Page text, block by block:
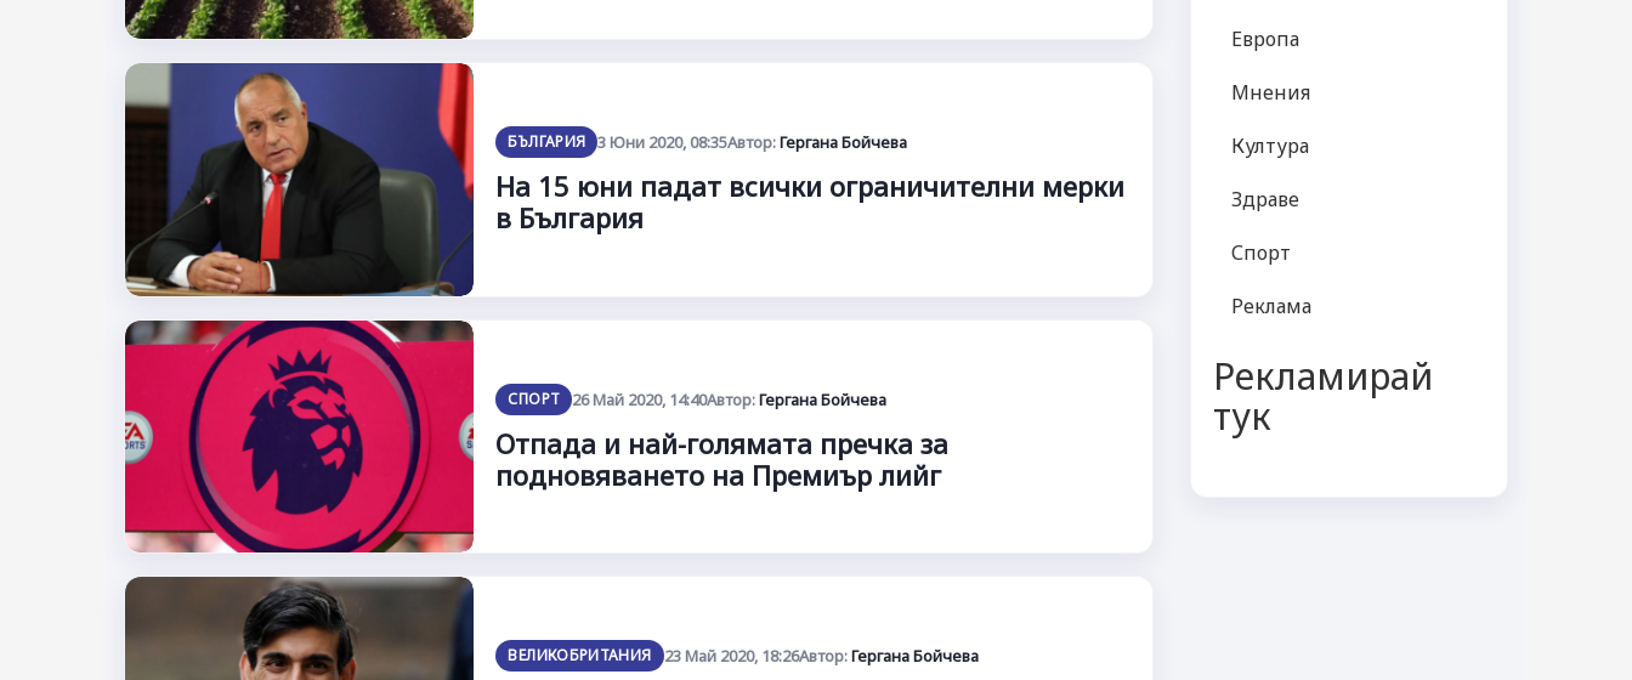
БЪЛГАРИЯ 3 Юни 2020, 08:35Автор:Гергана Бойчева
На 15 юни падат всички ограничителни мерки
в България
СПОРТ 26 Май 2020, 14:40Автор:Гергана Бойчева
Отпада и най-голямата пречка за
подновяването на Премиър лийг
ВЕЛИКОБРИТАНИЯ 23 Май 2020, 18:26Автор:Гергана Бойчева
Европа
Мнения
Култура
Здраве
Спорт
Реклама
Рекламирай
тук